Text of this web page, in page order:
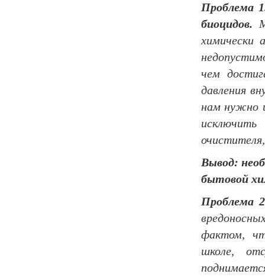
Проблема
биоцидов.
химически
чем
давления
нам нужно
Вывод:
бытовой
Проблема
фактом,
школе,